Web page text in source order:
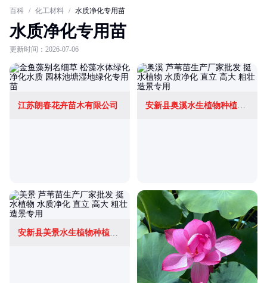
百科 / 化工材料 / 水质净化专用苗
水质净化专用苗
更新时间：2026-07-06
江苏朗春花卉苗木有限公司 安新县奥溪水生植物种植专业合作社
安新县美景水生植物种植有限公司